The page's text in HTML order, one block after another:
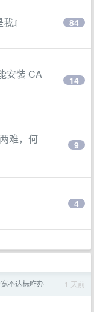
』 84
安装 CA
14
难，何
9
4
不达标咋办 1 天前